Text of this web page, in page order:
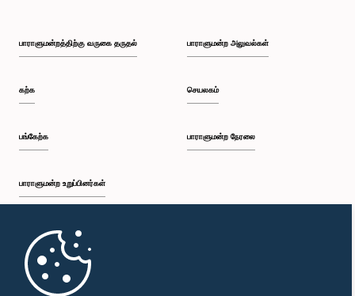
பாராளுமன்றத்திற்கு வருகை தருதல்
கற்க
பங்கேற்க
பாராளுமன்ற உறுப்பினர்கள்
முதற்பக்கம்
பாராளுமன்ற அலுவல்கள்
செயலகம்
பாராளுமன்ற நேரலை